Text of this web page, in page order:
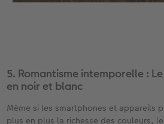
5. Romantisme intemporelle :
en noir et blanc​
Même si les smartphones et appareils
plus en plus la richesse des couleurs,